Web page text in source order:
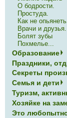
О бодрости.
Простуда.
Как не опьянеть.
Врачи и друзья.
Болят зубы
Похмелье...
Образование
Праздники,
Секреты
Семья и дети
Туризм,
Хозяйке на
Это